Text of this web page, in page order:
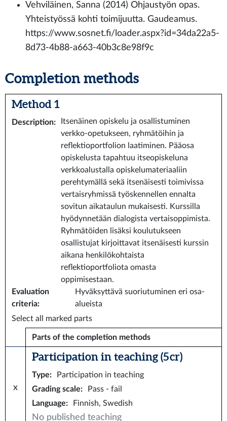
Vehviläinen, Sanna (2014) Ohjaustyön opas.
Yhteistyössä kohti toimijuutta. Gaudeamus.
https://www.sosnet.fi/loader.aspx?id=34da22a5-
8d73-4b88-a663-40b3c8e98f9c
Completion methods
Method 1
Description:
Itsenäinen opiskelu ja osallistuminen
verkko-opetukseen, ryhmätöihin ja
reflektioportfolion laatiminen. Pääosa
opiskelusta tapahtuu itseopiskeluna
verkkoalustalla opiskelumateriaaliin
perehtymällä sekä itsenäisesti toimivissa
vertaisryhmissä työskennellen ennalta
sovitun aikataulun mukaisesti. Kurssilla
hyödynnetään dialogista vertaisoppimista.
Ryhmätöiden lisäksi koulutukseen
osallistujat kirjoittavat itsenäisesti kurssin
aikana henkilökohtaista
reflektioportfoliota omasta
oppimisestaan.
Evaluation
criteria:
Hyväksyttävä suoriutuminen eri osa-
alueista
Select all marked parts
Parts of the completion methods
x
Participation in teaching (5 cr)
Type:
Participation in teaching
Grading scale:
Pass - fail
Language: Finnish, Swedish
No published teaching